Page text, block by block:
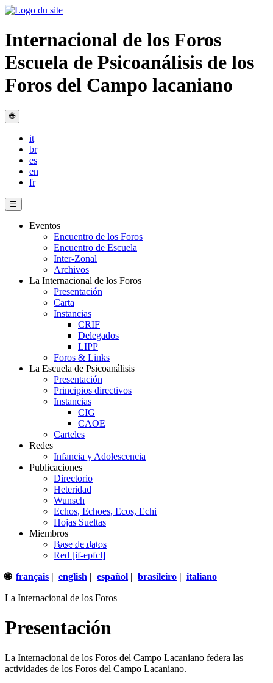
Internacional de los Foros
Escuela de Psicoanálisis de los
Foros del Campo lacaniano
🌐
it
br
es
en
fr
☰
Eventos
Encuentro de los Foros
Encuentro de Escuela
Inter-Zonal
Archivos
La Internacional de los Foros
Presentación
Carta
Instancias
CRIF
Delegados
LIPP
Foros & Links
La Escuela de Psicoanálisis
Presentación
Principios directivos
Instancias
CIG
CAOE
Carteles
Redes
Infancia y Adolescencia
Publicaciones
Directorio
Heteridad
Wunsch
Echos, Echoes, Ecos, Echi
Hojas Sueltas
Miembros
Base de datos
Red [if-epfcl]
🌐 français | english | español | brasileiro | italiano
La Internacional de los Foros
Presentación
La Internacional de los Foros del Campo Lacaniano federa las
actividades de los Foros del Campo Lacaniano.